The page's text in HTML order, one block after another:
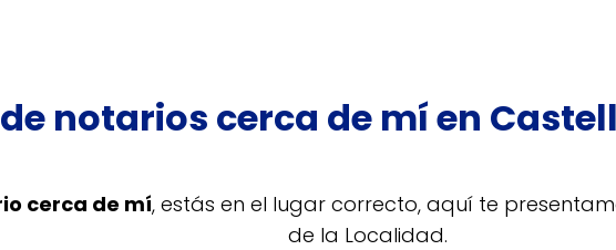
notarios cerca de mí en
cerca de mí, estás en el lugar correcto, aquí te
de la Localidad.